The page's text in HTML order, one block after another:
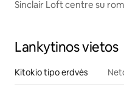
Sinclair Loft centre su
Lankytinos vietos
Kitokio tipo erdvės